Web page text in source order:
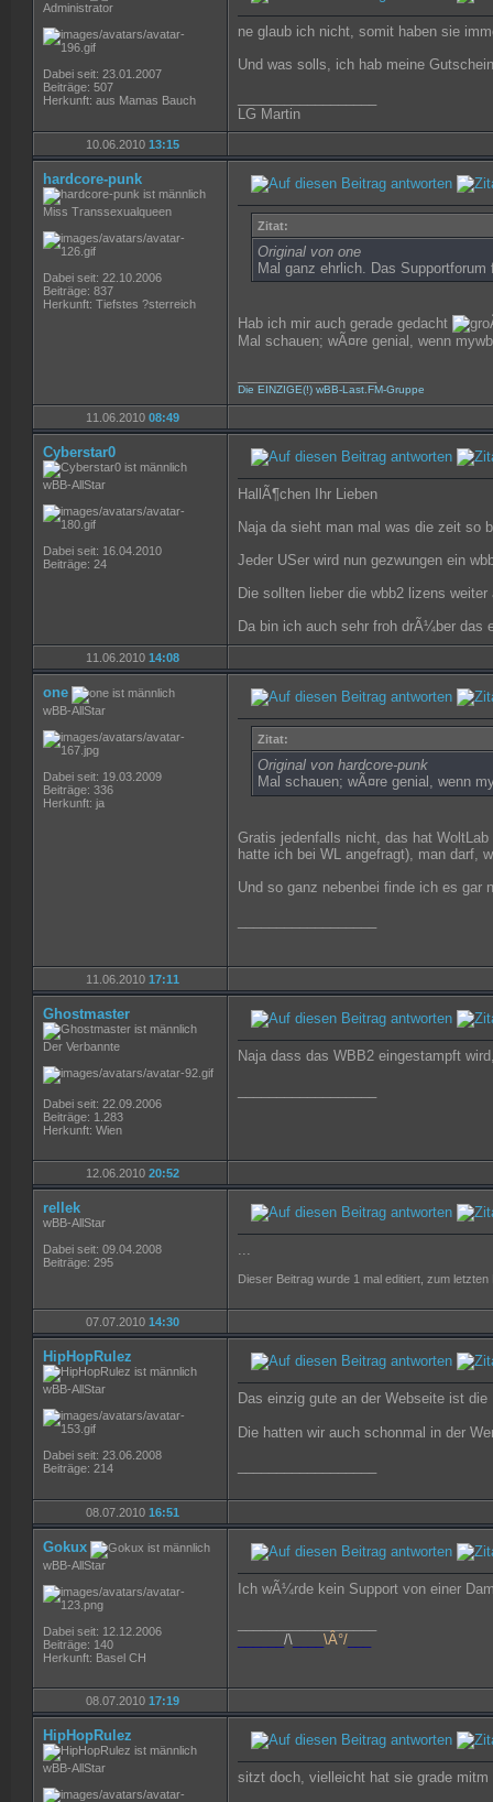
Administrator
Dabei seit: 23.01.2007
Beiträge: 507
Herkunft: aus Mamas Bauch
ne glaub ich nicht, somit haben sie
Und was solls, ich hab meine
LG Martin
10.06.2010 13:15
hardcore-punk
Miss Transsexualqueen
Dabei seit: 22.10.2006
Beiträge: 837
Herkunft: Tiefstes ?sterreich
Zitat:
Original von one
Mal ganz ehrlich. Das
Hab ich mir auch gerade gedacht
Mal schauen; wÃ¤re genial, wenn
Die EINZIGE(!) wBB-Last.FM-Gruppe
11.06.2010 08:49
Cyberstar0
wBB-AllStar
Dabei seit: 16.04.2010
Beiträge: 24
HallÃ¶chen Ihr Lieben
Naja da sieht man mal was die zeit so
Jeder USer wird nun gezwungen ein
Die sollten lieber die wbb2 lizens
Da bin ich auch sehr froh drÃ¼ber das
11.06.2010 14:08
one
wBB-AllStar
Dabei seit: 19.03.2009
Beiträge: 336
Herkunft: ja
Zitat:
Original von hardcore-punk
Mal schauen; wÃ¤re genial, wenn
Gratis jedenfalls nicht, das hat
hatte ich bei WL angefragt), man darf,
Und so ganz nebenbei finde ich es gar
11.06.2010 17:11
Ghostmaster
Der Verbannte
Dabei seit: 22.09.2006
Beiträge: 1.283
Herkunft: Wien
Naja dass das WBB2 eingestampft
12.06.2010 20:52
rellek
wBB-AllStar
Dabei seit: 09.04.2008
Beiträge: 295
...
Dieser Beitrag wurde 1 mal editiert, zum
07.07.2010 14:30
HipHopRulez
wBB-AllStar
Dabei seit: 23.06.2008
Beiträge: 214
Das einzig gute an der Webseite ist
Die hatten wir auch schonmal in der
08.07.2010 16:51
Gokux
wBB-AllStar
Dabei seit: 12.12.2006
Beiträge: 140
Herkunft: Basel CH
Ich wÃ¼rde kein Support von einer
/\ \Â°/
08.07.2010 17:19
HipHopRulez
wBB-AllStar
sitzt doch, vielleicht hat sie grade